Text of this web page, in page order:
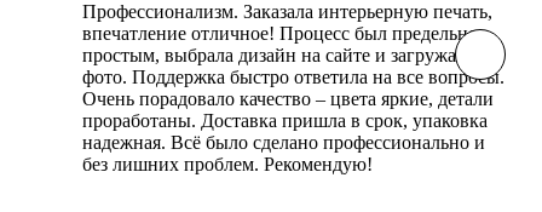
Профессионализм. Заказала интерьерную печать,
впечатление отличное! Процесс был предельно
простым, выбрала дизайн на сайте и загружала
фото. Поддержка быстро ответила на все вопросы.
Очень порадовало качество – цвета яркие, детали
проработаны. Доставка пришла в срок, упаковка
надежная. Всё было сделано профессионально и
без лишних проблем. Рекомендую!